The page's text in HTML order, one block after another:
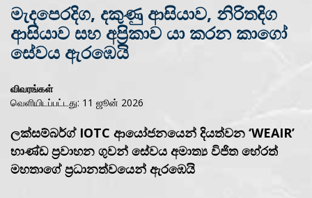
මැදපෙරදිග, දකුණු ආසියාව, නිරිතදිග
ආසියාව සහ අප්‍රිකාව යා කරන කාගෝ
සේවය ඇරඹෙයි
விவரங்கள்
வெளியிடப்பட்டது: 11 ஜூன் 2026
ලක්සම්බර්ග් IOTC ආයෝජනයෙන් දියත්වන ‘WEAIR’
භාණ්ඩ ප්‍රවාහන ගුවන් සේවය අමාත්‍ය විජිත හේරත්
මහතාගේ ප්‍රධානත්වයෙන් ඇරඹෙයි